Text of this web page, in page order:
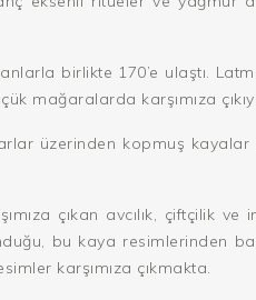
birlikte 170’e ulaştı.
mağaralarda karşımıza
üzerinden kopmuş kayalar
çıkan avcılık, çiftçilik ve
bu kaya resimlerinden
karşımıza çıkmakta.